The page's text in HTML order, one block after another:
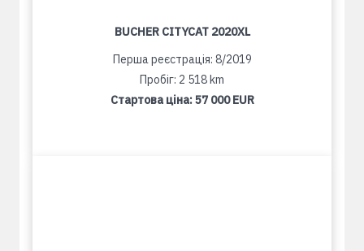
BUCHER CITYCAT 2020XL
Перша реєстрація: 8/2019
Пробіг: 2 518 km
Стартова ціна:57 000 EUR